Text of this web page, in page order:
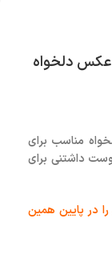
عکس دلخواه
مناسب برای
داشتنی برای
در پایین همین